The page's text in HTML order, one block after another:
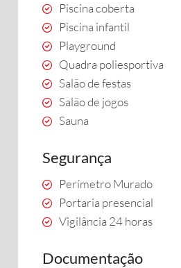
Piscina coberta
Piscina infantil
Playground
Quadra poliesportiva
Salão de festas
Salão de jogos
Sauna
Segurança
Perímetro Murado
Portaria presencial
Vigilância 24 horas
Documentação